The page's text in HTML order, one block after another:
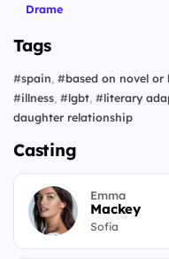
Drame
Tags
#spain, #based on novel or
#illness, #lgbt, #literary
daughter relationship
Casting
Emma
Mackey
Sofia